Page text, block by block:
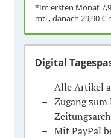
*Im ersten Monat
mtl., danach 29,90 €
Digital
Alle Artikel
Zugang
Mit PayPal